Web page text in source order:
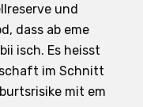
und
dass ab eme
isch. Es heisst
im Schnitt
mit em